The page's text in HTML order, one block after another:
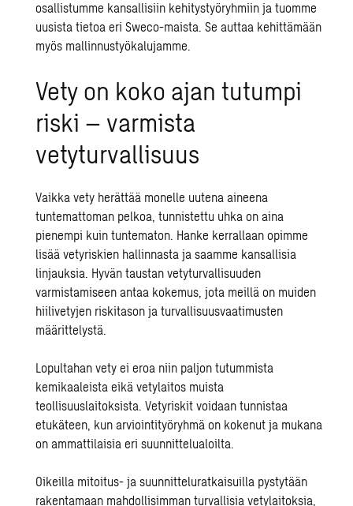
osallistumme kansallisiin kehitystyöryhmiin ja tuomme
uusista tietoa eri Sweco-maista. Se auttaa kehittämään
myös mallinnustyökalujamme.
Vety on koko ajan tutumpi
riski – varmista
vetyturvallisuus
Vaikka vety herättää monelle uutena aineena
tuntemattoman pelkoa, tunnistettu uhka on aina
pienempi kuin tuntematon. Hanke kerrallaan opimme
lisää vetyriskien hallinnasta ja saamme kansallisia
linjauksia. Hyvän taustan vetyturvallisuuden
varmistamiseen antaa kokemus, jota meillä on muiden
hiilivetyjen riskitason ja turvallisuusvaatimusten
määrittelystä.
Lopultahan vety ei eroa niin paljon tutummista
kemikaaleista eikä vetylaitos muista
teollisuuslaitoksista. Vetyriskit voidaan tunnistaa
etukäteen, kun arviointityöryhmä on kokenut ja mukana
on ammattilaisia eri suunnittelualoilta.
Oikeilla mitoitus- ja suunnitteluratkaisuilla pystytään
rakentamaan mahdollisimman turvallisia vetylaitoksia,